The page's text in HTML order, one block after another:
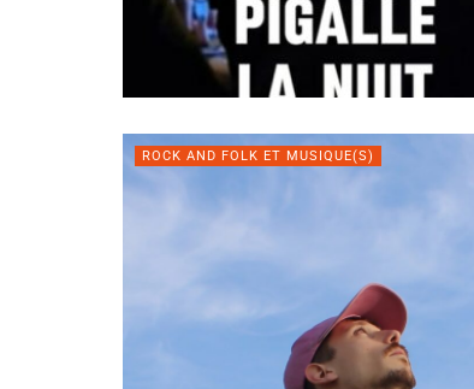
ROCK AND FOLK ET MUSIQUE(S)